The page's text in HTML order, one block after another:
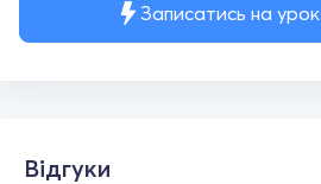
Записатись на урок
Відгуки